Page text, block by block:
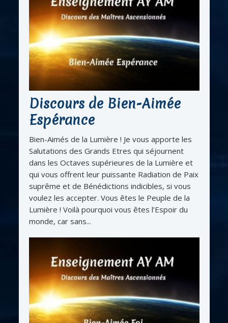
Discours de Bien-Aimée
Espérance
Bien-Aimés de la Lumière ! Je vous apporte les
Salutations des Grands Etres qui séjournent
dans les Octaves supérieures de la Lumière et
qui vous offrent leur puissante Radiation de Paix
suprême et de Bénédictions indicibles, si vous
voulez les accepter. Vous êtes le Peuple de la
Lumière ! Voilà pourquoi vous êtes l’Espoir du
monde, car sans...